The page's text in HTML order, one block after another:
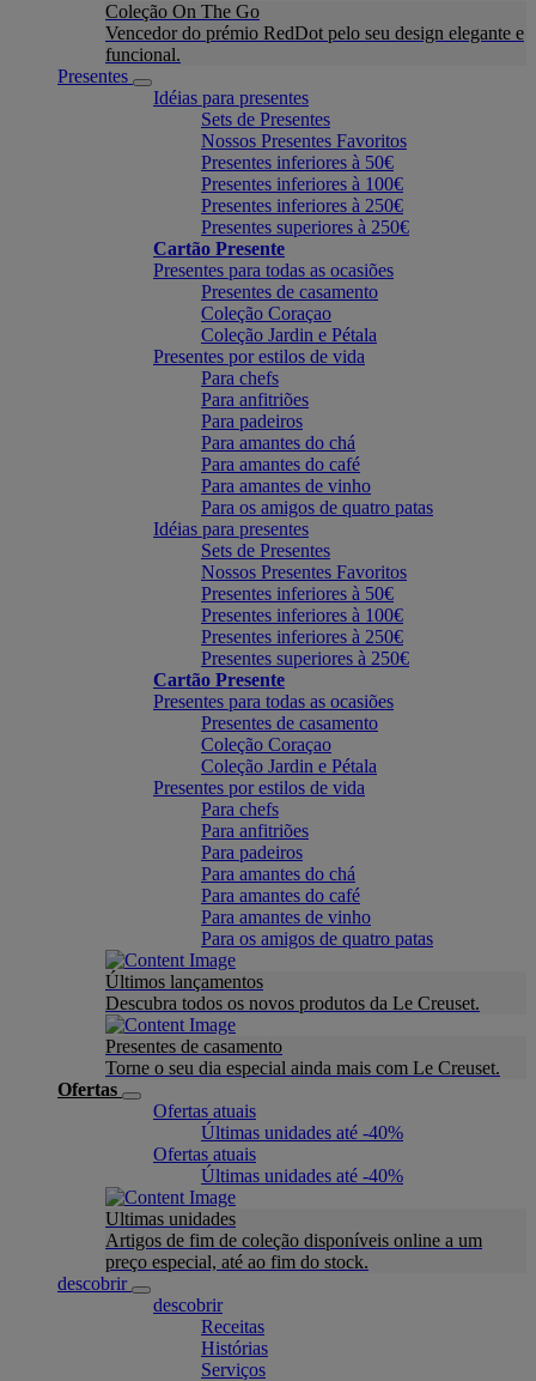
Coleção On The Go
Vencedor do prémio RedDot pelo seu design elegante e
funcional.
Presentes
Idéias para presentes
Sets de Presentes
Nossos Presentes Favoritos
Presentes inferiores à 50€
Presentes inferiores à 100€
Presentes inferiores à 250€
Presentes superiores à 250€
Cartão Presente
Presentes para todas as ocasiões
Presentes de casamento
Coleção Coraçao
Coleção Jardin e Pétala
Presentes por estilos de vida
Para chefs
Para anfitriões
Para padeiros
Para amantes do chá
Para amantes do café
Para amantes de vinho
Para os amigos de quatro patas
Idéias para presentes
Sets de Presentes
Nossos Presentes Favoritos
Presentes inferiores à 50€
Presentes inferiores à 100€
Presentes inferiores à 250€
Presentes superiores à 250€
Cartão Presente
Presentes para todas as ocasiões
Presentes de casamento
Coleção Coraçao
Coleção Jardin e Pétala
Presentes por estilos de vida
Para chefs
Para anfitriões
Para padeiros
Para amantes do chá
Para amantes do café
Para amantes de vinho
Para os amigos de quatro patas
Últimos lançamentos
Descubra todos os novos produtos da Le Creuset.
Presentes de casamento
Torne o seu dia especial ainda mais com Le Creuset.
Ofertas
Ofertas atuais
Últimas unidades até -40%
Ofertas atuais
Últimas unidades até -40%
Ultimas unidades
Artigos de fim de coleção disponíveis online a um
preço especial, até ao fim do stock.
descobrir
descobrir
Receitas
Histórias
Serviços